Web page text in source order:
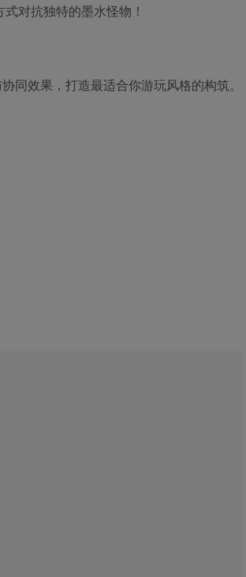
对抗独特的墨水怪物！
同效果，打造最适合你游玩风格的构筑。